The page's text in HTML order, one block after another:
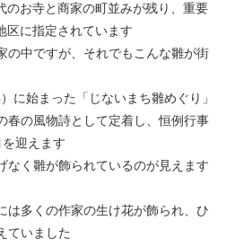
のお寺と商家の町並みが残り、重要
区に指定されています
の中ですが、それでもこんな雛が街
に始まった「じないまち雛めぐり」
春の風物詩として定着し、恒例行事
迎えます
なく雛が飾られているのが見えます
は多くの作家の生け花が飾られ、ひ
ていました